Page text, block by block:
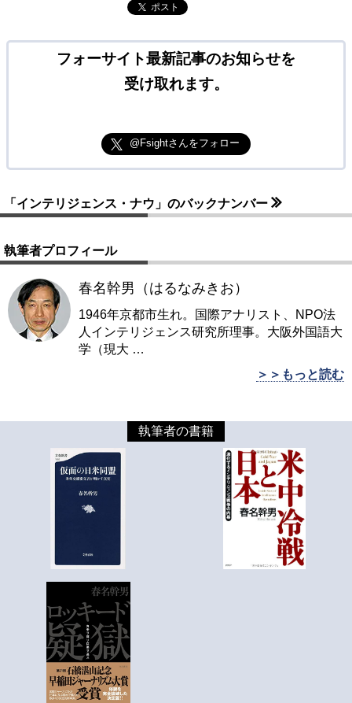
ポスト
フォーサイト最新記事のお知らせを
受け取れます。
@Fsightさんをフォロー
「インテリジェンス・ナウ」のバックナンバー
執筆者プロフィール
春名幹男（はるなみきお）
1946年京都市生れ。国際アナリスト、NPO法
人インテリジェンス研究所理事。大阪外国語大
学（現大 …
＞＞もっと読む
執筆者の書籍